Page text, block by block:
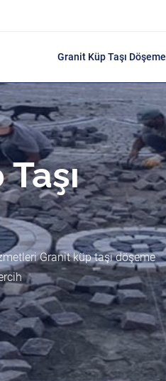
Granit Küp Taşı Döşeme
Granit küp taşı döşeme